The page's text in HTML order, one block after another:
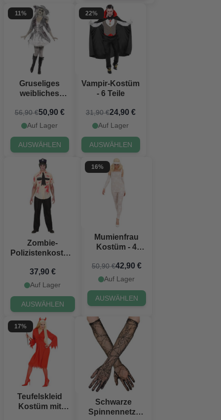
11%
Gruseliges
weibliches
Kostüm
56,90 €50,90 €
Auf Lager
AUSWÄHLEN
22%
Vampir-Kostüm
- 6 Teile
31,90 €24,90 €
Auf Lager
AUSWÄHLEN
Zombie-
Polizistenkostüm
37,90 €
Auf Lager
AUSWÄHLEN
16%
Mumienfrau
Kostüm - 4
50,90 €42,90 €
Auf Lager
AUSWÄHLEN
17%
Teufelskleid
Kostüm mit
Schwarze
Spinnennetz-